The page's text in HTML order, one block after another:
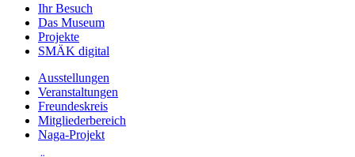
Ihr Besuch
Das Museum
Projekte
SMÄK digital
Ausstellungen
Veranstaltungen
Freundeskreis
Mitgliederbereich
Naga-Projekt